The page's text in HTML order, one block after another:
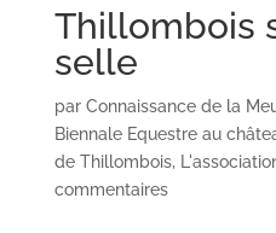
Thillombois
selle
par Connaissance de la
Biennale Equestre au
de Thillombois,
commentaires